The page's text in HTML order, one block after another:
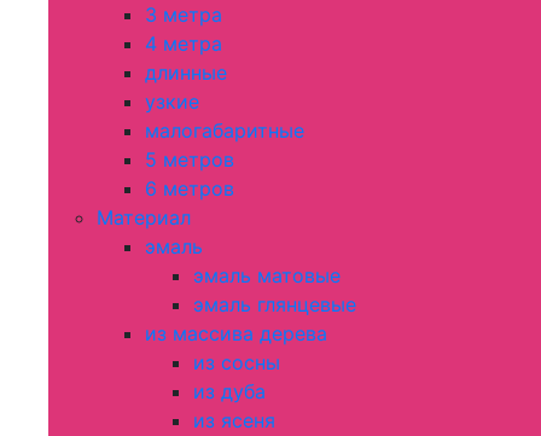
3 метра
4 метра
длинные
узкие
малогабаритные
5 метров
6 метров
Материал
эмаль
эмаль матовые
эмаль глянцевые
из массива дерева
из сосны
из дуба
из ясеня